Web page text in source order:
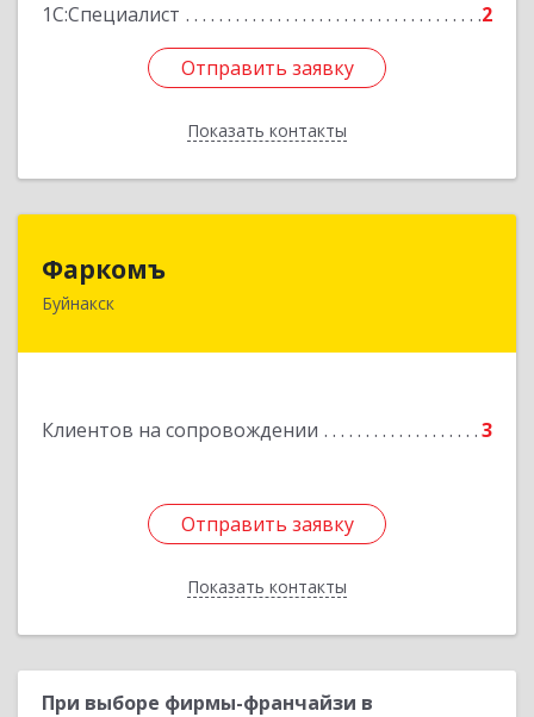
1С:Специалист
2
Отправить заявку
Показать контакты
Отправить заявку
Назад
Фаркомъ
Буйнакск
Клиентов на сопровождении 3
Отправить заявку
Показать контакты
Отправить заявку
Назад
При выборе фирмы-франчайзи в